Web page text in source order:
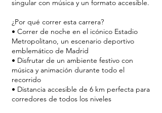
singular con música y un formato accesible.
¿Por qué correr esta carrera?
• Correr de noche en el icónico Estadio
Metropolitano, un escenario deportivo
emblemático de Madrid
• Disfrutar de un ambiente festivo con
música y animación durante todo el
recorrido
• Distancia accesible de 6 km perfecta para
corredores de todos los niveles